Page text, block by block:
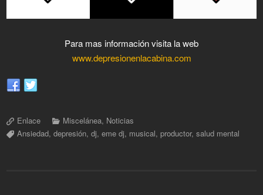
Para mas información visita la web
www.depresionenlacabina.com
Enlace Miscelánea, Noticias
Ansiedad,depresión,dj,eme dj, musical,productor,salud mental